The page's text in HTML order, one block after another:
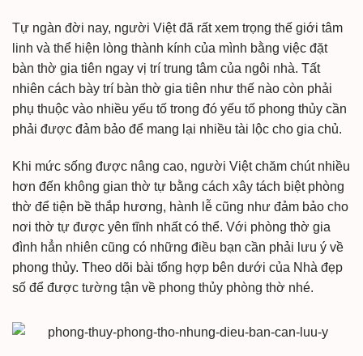
Tự ngàn đời nay, người Việt đã rất xem trọng thế giới tâm
linh và thể hiện lòng thành kính của mình bằng việc đặt
bàn thờ gia tiên ngay vị trí trung tâm của ngôi nhà. Tất
nhiên cách bày trí bàn thờ gia tiên như thế nào còn phải
phụ thuộc vào nhiều yếu tố trong đó yếu tố phong thủy cần
phải được đảm bảo để mang lại nhiều tài lộc cho gia chủ.
Khi mức sống được nâng cao, người Việt chăm chút nhiều
hơn đến không gian thờ tự bằng cách xây tách biệt phòng
thờ để tiện bề thắp hương, hành lễ cũng như đảm bảo cho
nơi thờ tự được yên tĩnh nhất có thể. Với phòng thờ gia
đình hẳn nhiên cũng có những điều bạn cần phải lưu ý về
phong thủy. Theo dõi bài tổng hợp bên dưới của Nhà đẹp
số để được tường tận về phong thủy phòng thờ nhé.